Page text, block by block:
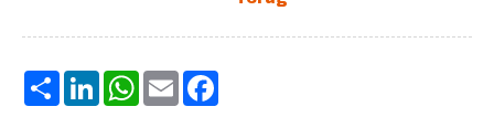
Share LinkedInWhatsApp
Email